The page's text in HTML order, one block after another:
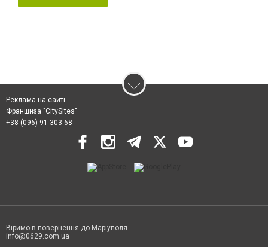
Реклама на сайті
Франшиза "CitySites"
+38 (096) 91 303 68
Віримо в повернення до Маріуполя
info@0629.com.ua